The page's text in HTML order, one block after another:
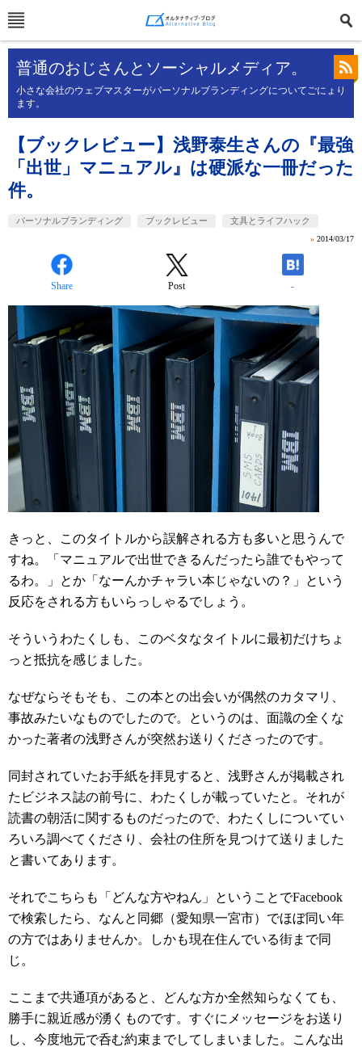
普通のおじさんとソーシャルメディア。
小さな会社のウェブマスターがパーソナルブランディングについてごにょり
ます。
【ブックレビュー】浅野泰生さんの『最強
「出世」マニュアル』は硬派な一冊だった
件。
パーソナルブランディング ブックレビュー 文具とライフハック
» 2014/03/17
Share Post -
きっと、このタイトルから誤解される方も多いと思うんで
すね。「マニュアルで出世できるんだったら誰でもやって
るわ。」とか「なーんかチャラい本じゃないの？」という
反応をされる方もいらっしゃるでしょう。
そういうわたくしも、このベタなタイトルに最初だけちょ
っと抵抗を感じました。
なぜならそもそも、この本との出会いが偶然のカタマリ、
事故みたいなものでしたので。というのは、面識の全くな
かった著者の浅野さんが突然お送りくださったのです。
同封されていたお手紙を拝見すると、浅野さんが掲載され
たビジネス誌の前号に、わたくしが載っていたと。それが
読書の朝活に関するものだったので、わたくしについてい
ろいろ調べてくださり、会社の住所を見つけて送りました
と書いてあります。
それでこちらも「どんな方やねん」ということでFacebook
で検索したら、なんと同郷（愛知県一宮市）でほぼ同い年
の方ではありませんか。しかも現在住んでいる街まで同
じ。
ここまで共通項があると、どんな方か全然知らなくても、
勝手に親近感が湧くものです。すぐにメッセージをお送り
し、今度地元で呑む約束までしてしまいました。こんな出